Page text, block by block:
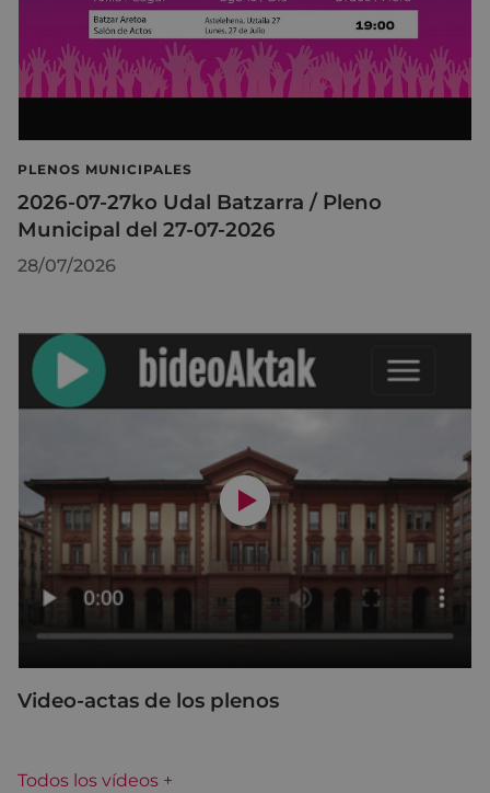
PLENOS MUNICIPALES
2026-07-27ko Udal Batzarra / Pleno
Municipal del 27-07-2026
28/07/2026
Video-actas de los plenos
Todos los vídeos +